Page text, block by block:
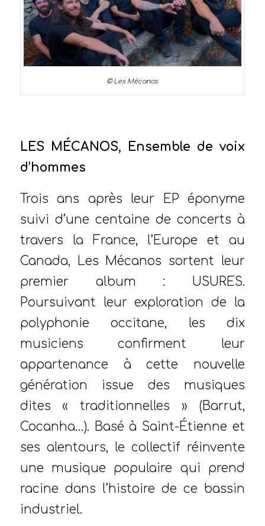
© Les Mécanos
LES MÉCANOS, Ensemble de voix
d’hommes
Trois ans après leur EP éponyme
suivi d’une centaine de concerts à
travers la France, l’Europe et au
Canada, Les Mécanos sortent leur
premier album : USURES.
Poursuivant leur exploration de la
polyphonie occitane, les dix
musiciens confirment leur
appartenance à cette nouvelle
génération issue des musiques
dites « traditionnelles » (Barrut,
Cocanha…). Basé à Saint-Étienne et
ses alentours, le collectif réinvente
une musique populaire qui prend
racine dans l’histoire de ce bassin
industriel.